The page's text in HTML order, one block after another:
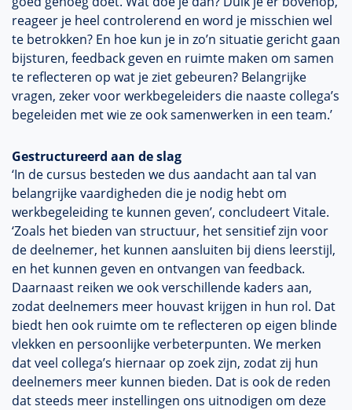
reageer je heel controlerend en word je misschien wel
te betrokken? En hoe kun je in zo’n situatie gericht gaan
bijsturen, feedback geven en ruimte maken om samen
te reflecteren op wat je ziet gebeuren? Belangrijke
vragen, zeker voor werkbegeleiders die naaste collega’s
begeleiden met wie ze ook samenwerken in een team.’
Gestructureerd aan de slag
‘In de cursus besteden we dus aandacht aan tal van
belangrijke vaardigheden die je nodig hebt om
werkbegeleiding te kunnen geven’, concludeert Vitale.
‘Zoals het bieden van structuur, het sensitief zijn voor
de deelnemer, het kunnen aansluiten bij diens leerstijl,
en het kunnen geven en ontvangen van feedback.
Daarnaast reiken we ook verschillende kaders aan,
zodat deelnemers meer houvast krijgen in hun rol. Dat
biedt hen ook ruimte om te reflecteren op eigen blinde
vlekken en persoonlijke verbeterpunten. We merken
dat veel collega’s hiernaar op zoek zijn, zodat zij hun
deelnemers meer kunnen bieden. Dat is ook de reden
dat steeds meer instellingen ons uitnodigen om deze